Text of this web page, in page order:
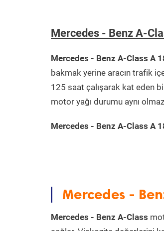
Mercedes - Benz A-
Mercedes - Benz A-Class A
bakmak yerine aracın trafik
125 saat çalışarak kat eden
motor yağı durumu aynı
Mercedes - Benz A-Class A
Mercedes -
Mercedes - Benz A-Class